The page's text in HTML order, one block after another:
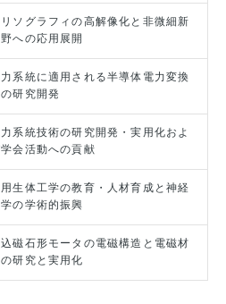
ソグラフィの高解像化と非微細新
への応用展開
系統に適用される半導体電力変換
研究開発
系統技術の研究開発・実用化およ
会活動への貢献
用生体工学の教育・人材育成と神経
の学術的振興
磁石形モータの電磁構造と電磁材
研究と実用化